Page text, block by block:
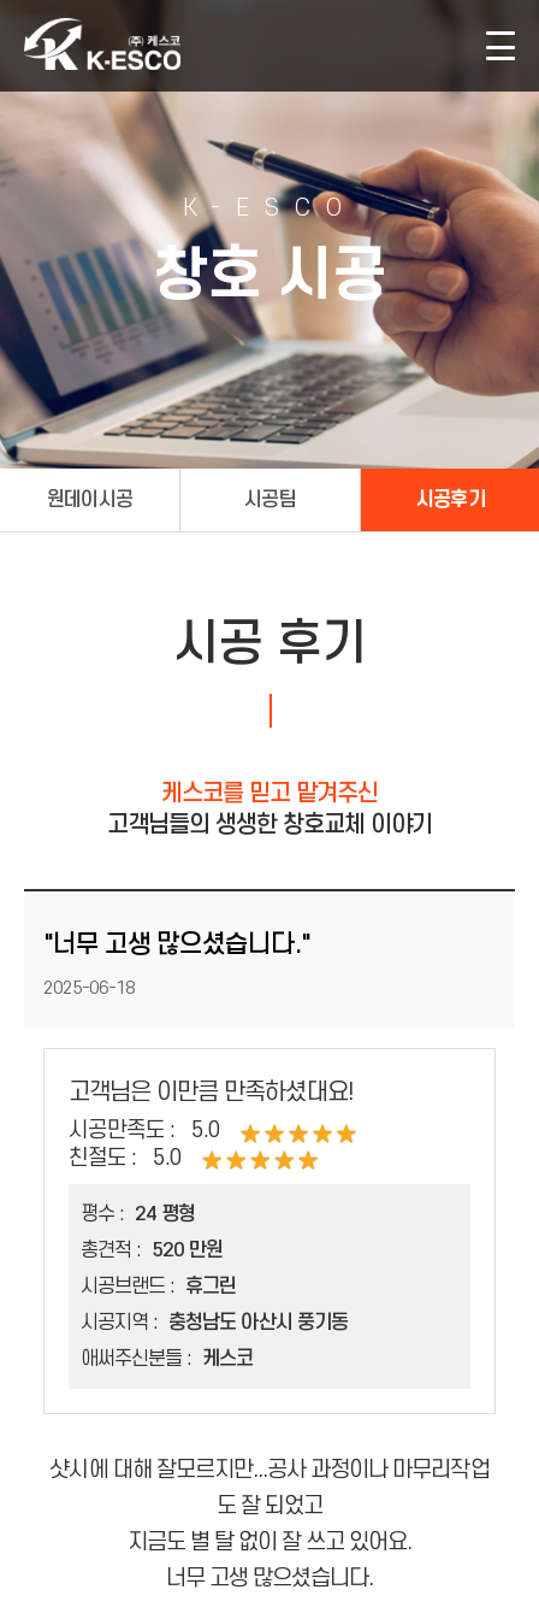
K-ESCO
창호 시공
원데이시공 시공팀 시공후기
시공 후기
케스코를 믿고 맡겨주신
고객님들의 생생한 창호교체 이야기
"너무 고생 많으셨습니다."
등록일
2025-06-18
고객님은 이만큼 만족하셨대요!
시공만족도 :
5.0
친절도 :
5.0
평수 :
24 평형
총견적 :
520 만원
시공브랜드 :
휴그린
시공지역 :
충청남도 아산시 풍기동
애써주신분들 :
케스코
샷시에 대해 잘모르지만...공사 과정이나 마무리작업
도 잘 되었고
지금도 별 탈 없이 잘 쓰고 있어요.
너무 고생 많으셨습니다.